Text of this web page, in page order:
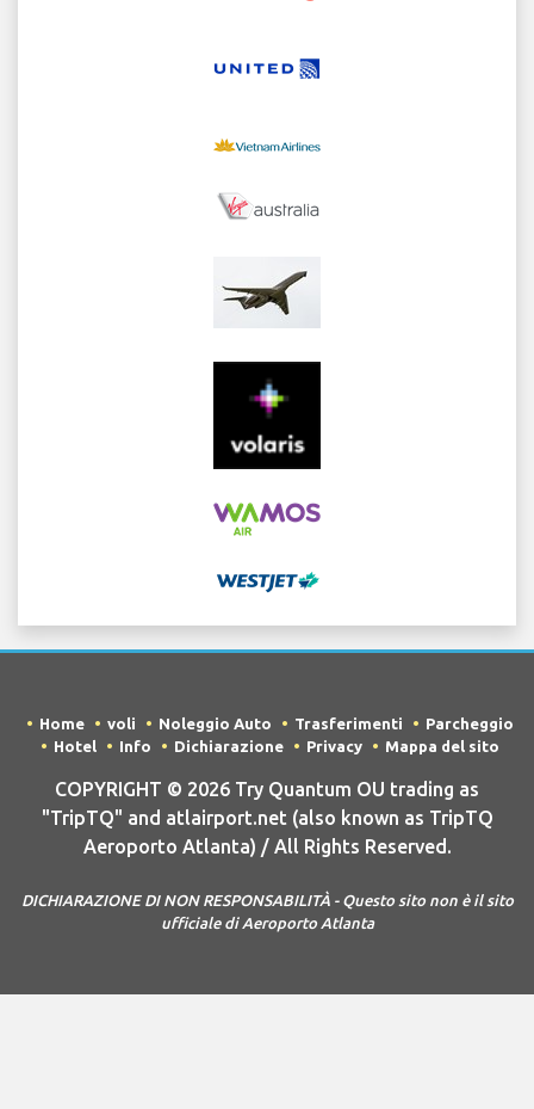
Home voli Noleggio Auto Trasferimenti
Parcheggio
Hotel
Info Dichiarazione Privacy Mappa del sito
COPYRIGHT © 2026 Try Quantum OU trading as
"TripTQ" and atlairport.net (also known as TripTQ
Aeroporto Atlanta) / All Rights Reserved.
DICHIARAZIONE DI NON RESPONSABILITÀ - Questo sito non è il sito
ufficiale di Aeroporto Atlanta